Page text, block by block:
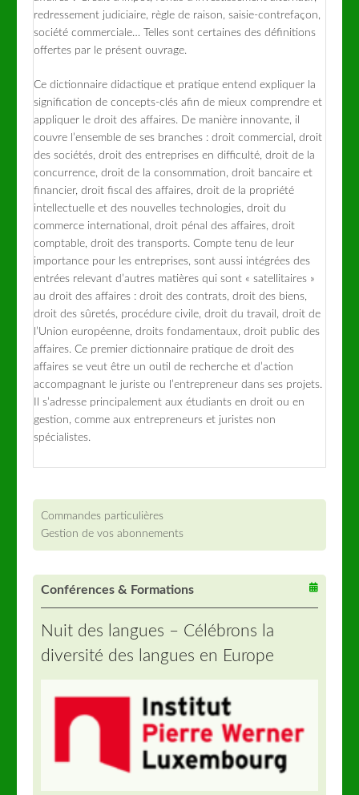
redressement judiciaire, règle de raison, saisie-contrefaçon,
société commerciale… Telles sont certaines des définitions
offertes par le présent ouvrage.
Ce dictionnaire didactique et pratique entend expliquer la
signification de concepts-clés afin de mieux comprendre et
appliquer le droit des affaires. De manière innovante, il
couvre l’ensemble de ses branches : droit commercial, droit
des sociétés, droit des entreprises en difficulté, droit de la
concurrence, droit de la consommation, droit bancaire et
financier, droit fiscal des affaires, droit de la propriété
intellectuelle et des nouvelles technologies, droit du
commerce international, droit pénal des affaires, droit
comptable, droit des transports. Compte tenu de leur
importance pour les entreprises, sont aussi intégrées des
entrées relevant d’autres matières qui sont « satellitaires »
au droit des affaires : droit des contrats, droit des biens,
droit des sûretés, procédure civile, droit du travail, droit de
l’Union européenne, droits fondamentaux, droit public des
affaires. Ce premier dictionnaire pratique de droit des
affaires se veut être un outil de recherche et d’action
accompagnant le juriste ou l’entrepreneur dans ses projets.
Il s’adresse principalement aux étudiants en droit ou en
gestion, comme aux entrepreneurs et juristes non
spécialistes.
Commandes particulières
Gestion de vos abonnements
Conférences & Formations
Nuit des langues – Célébrons la
diversité des langues en Europe